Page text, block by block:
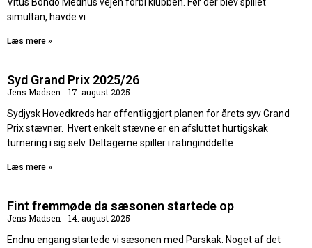
Vitus Bondo Medhus vejen forbi klubben. Før der blev spillet
simultan, havde vi
Læs mere »
Syd Grand Prix 2025/26
Jens Madsen
17. august 2025
Sydjysk Hovedkreds har offentliggjort planen for årets syv Grand
Prix stævner. Hvert enkelt stævne er en afsluttet hurtigskak
turnering i sig selv. Deltagerne spiller i ratinginddelte
Læs mere »
Fint fremmøde da sæsonen startede op
Jens Madsen
14. august 2025
Endnu engang startede vi sæsonen med Parskak. Noget af det